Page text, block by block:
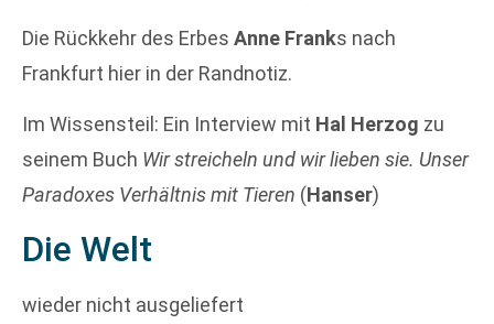
Die Rückkehr des Erbes Anne Franks nach
Frankfurt hier in der Randnotiz.
Im Wissensteil: Ein Interview mit Hal Herzog zu
seinem Buch Wir streicheln und wir lieben sie. Unser
Paradoxes Verhältnis mit Tieren (Hanser)
Die Welt
wieder nicht ausgeliefert